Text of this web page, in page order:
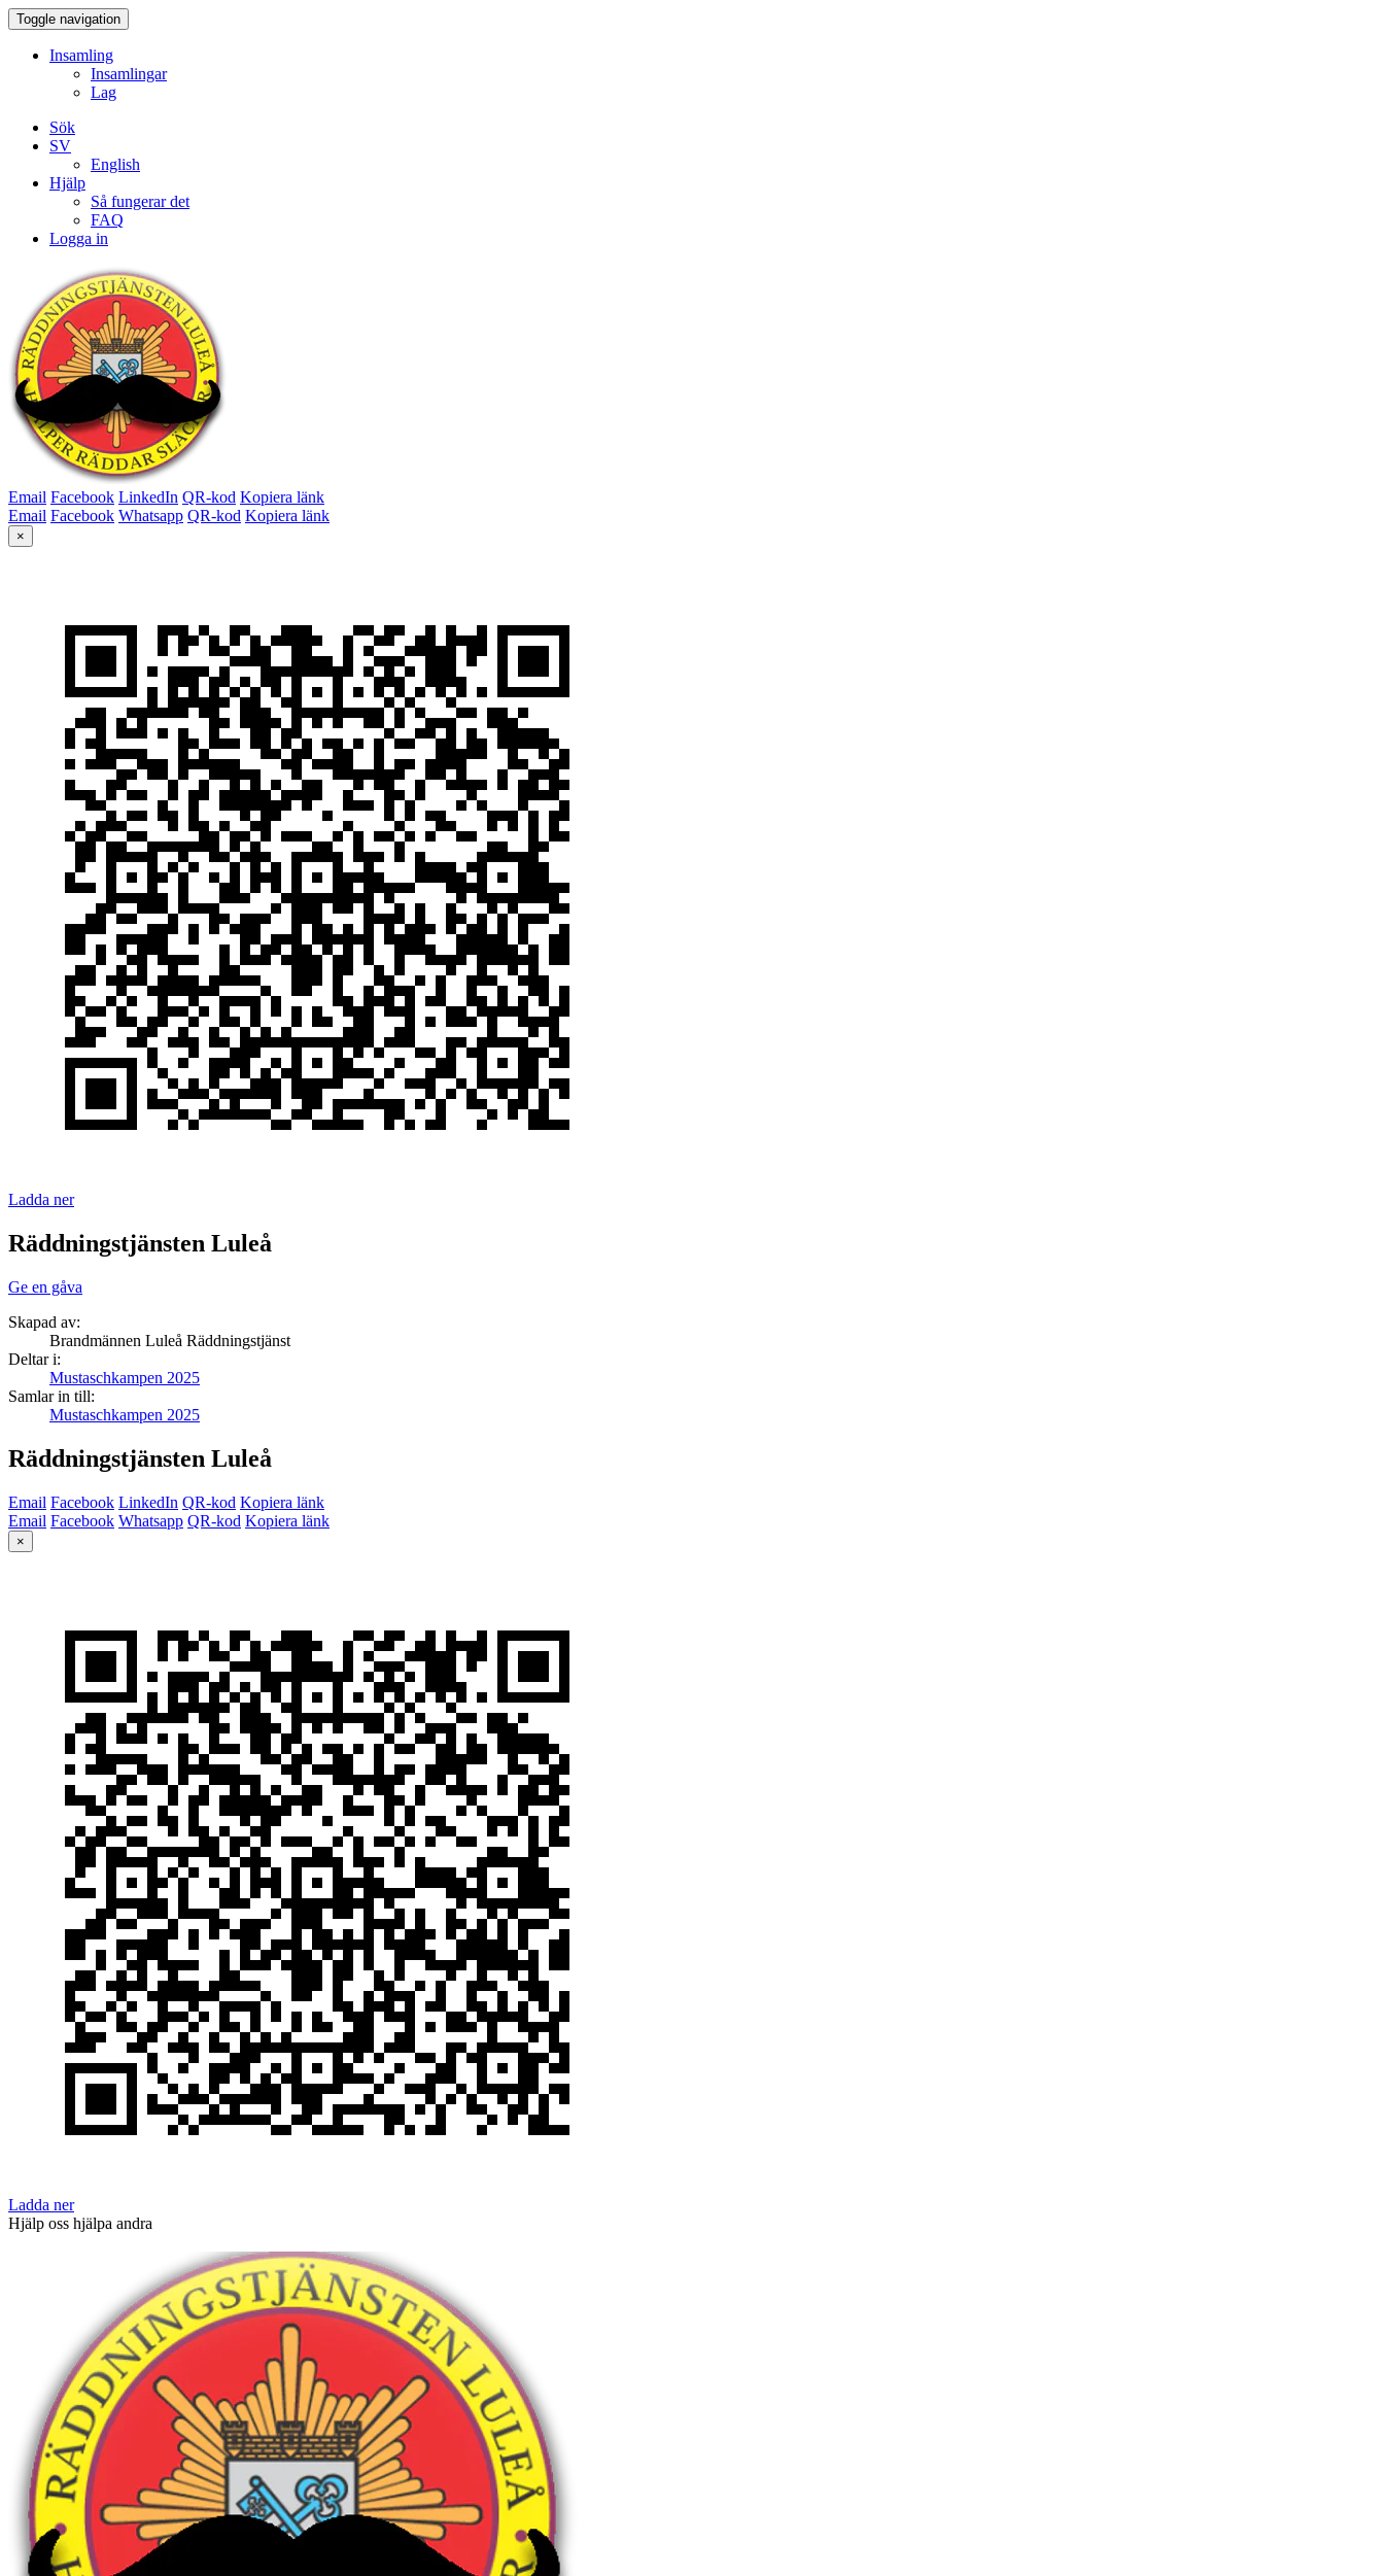
Toggle navigation
Insamling
Insamlingar
Lag
Sök
SV
English
Hjälp
Så fungerar det
FAQ
Logga in
Email Facebook LinkedIn QR-kod Kopiera länk
Email Facebook Whatsapp QR-kod Kopiera länk
×
Ladda ner
Räddningstjänsten Luleå
Ge en gåva
Skapad av:
Brandmännen Luleå Räddningstjänst
Deltar i:
Mustaschkampen 2025
Samlar in till:
Mustaschkampen 2025
Räddningstjänsten Luleå
Email Facebook LinkedIn QR-kod Kopiera länk
Email Facebook Whatsapp QR-kod Kopiera länk
×
Ladda ner
Hjälp oss hjälpa andra